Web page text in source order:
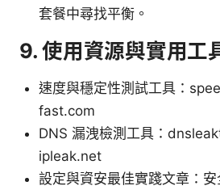
套餐中尋找平衡。
9. 使用資源與實用工
速度與穩定性測試工具：
fast.com
DNS 漏洩檢測工具：
ipleak.net
設定與資安最佳實踐文章：